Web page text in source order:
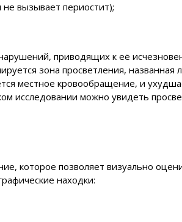
вызывает периостит);
приводящих к её
зона просветления,
местное кровообращение, и
исследовании можно увидеть
которое позволяет визуально
находки: